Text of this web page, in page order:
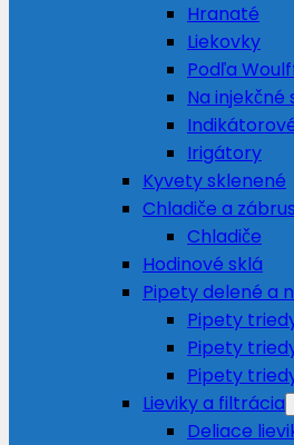
Hranaté
Liekovky
Podľa
Na injekčné
Irigátory
Kyvety sklenené
Chladiče a
Chladiče
Hodinové sklá
Pipety delené a
Pipety
Pipety
Pipety
Lieviky a filtrácia
Deliace